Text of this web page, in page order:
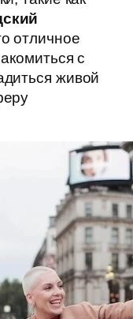
отличное
с
живой